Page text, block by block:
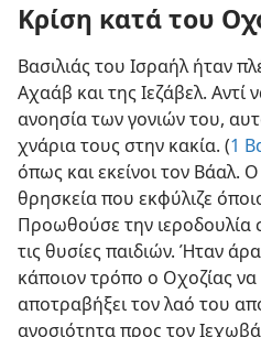
Κρίση κατά του
Βασιλιάς του Ισραήλ ήταν
Αχαάβ και της Ιεζάβελ. Αντί
ανοησία των γονιών του,
χνάρια τους στην κακία. (1
όπως και εκείνοι τον Βάαλ.
θρησκεία που εκφύλιζε
Προωθούσε την ιεροδουλία
τις θυσίες παιδιών. Ήταν
κάποιον τρόπο ο Οχοζίας να
αποτραβήξει τον λαό του
ανοσιότητα προς τον